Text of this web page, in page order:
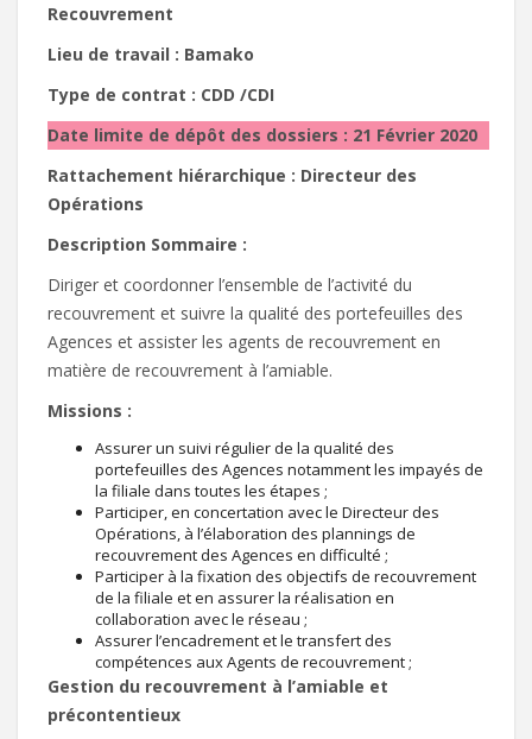
Recouvrement
Lieu de travail : Bamako
Type de contrat : CDD /CDI
Date limite de dépôt des dossiers : 21 Février 2020
Rattachement hiérarchique : Directeur des
Opérations
Description Sommaire :
Diriger et coordonner l’ensemble de l’activité du
recouvrement et suivre la qualité des portefeuilles des
Agences et assister les agents de recouvrement en
matière de recouvrement à l’amiable.
Missions :
Assurer un suivi régulier de la qualité des
portefeuilles des Agences notamment les impayés de
la filiale dans toutes les étapes ;
Participer, en concertation avec le Directeur des
Opérations, à l’élaboration des plannings de
recouvrement des Agences en difficulté ;
Participer à la fixation des objectifs de recouvrement
de la filiale et en assurer la réalisation en
collaboration avec le réseau ;
Assurer l’encadrement et le transfert des
compétences aux Agents de recouvrement ;
Gestion du recouvrement à l’amiable et
précontentieux